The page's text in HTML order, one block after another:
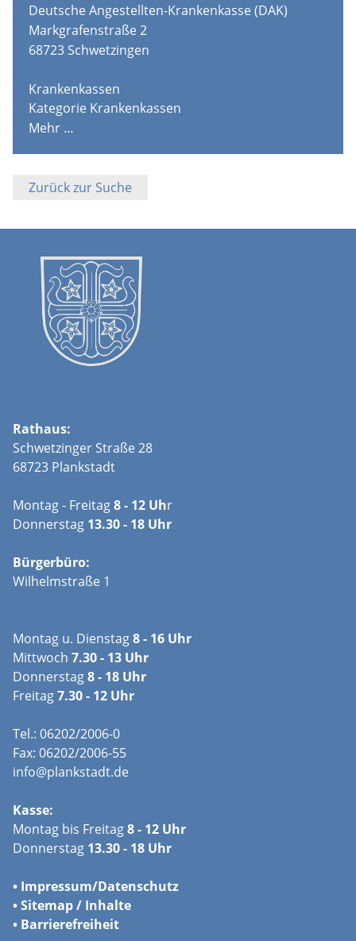
Deutsche Angestellten-Krankenkasse (DAK)
Markgrafenstraße 2
68723 Schwetzingen
Krankenkassen
Kategorie Krankenkassen
Mehr …
Zurück zur Suche
Rathaus:
Schwetzinger Straße 28
68723 Plankstadt
Montag - Freitag8 - 12 Uhr
Donnerstag 13.30 - 18 Uhr
Bürgerbüro:
Wilhelmstraße 1
Montag u. Dienstag8 - 16 Uhr
Mittwoch 7.30 - 13 Uhr
Donnerstag8 - 18 Uhr
Freitag7.30 - 12 Uhr
Tel.: 06202/2006-0
Fax: 06202/2006-55
info@plankstadt.de
Kasse:
Montag bis Freitag8 - 12 Uhr
Donnerstag 13.30 - 18 Uhr
• Impressum/Datenschutz
•Sitemap / Inhalte
• Barrierefreiheit